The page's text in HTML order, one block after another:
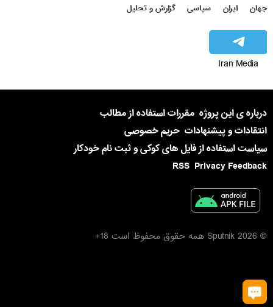
جهان ایران سیاسی گزارش و تحلیل
Iran Media
درباره ی این پروژه مقررات استفاده از مطالب
انتقادات و پیشنهادات حریم خصوصی
سیاست استفاده از فایل های کوکی و ثبت نام خودکار
Privacy Feedback
RSS
© 2026 Sputnik همه حقوق محفوظ است 18+